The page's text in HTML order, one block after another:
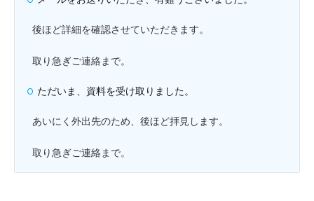
後ほど詳細を確認させていただきます。
取り急ぎご連絡まで。
ただいま、資料を受け取りました。
あいにく外出先のため、後ほど拝見します。
取り急ぎご連絡まで。